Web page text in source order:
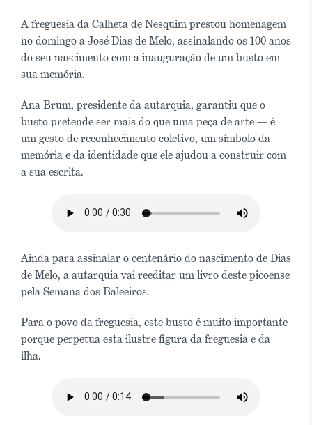
A freguesia da Calheta de Nesquim prestou homenagem
no domingo a José Dias de Melo, assinalando os 100 anos
do seu nascimento com a inauguração de um busto em
sua memória.
Ana Brum, presidente da autarquia, garantiu que o
busto pretende ser mais do que uma peça de arte — é
um gesto de reconhecimento coletivo, um símbolo da
memória e da identidade que ele ajudou a construir com
a sua escrita.
Ainda para assinalar o centenário do nascimento de Dias
de Melo, a autarquia vai reeditar um livro deste picoense
pela Semana dos Baleeiros.
Para o povo da freguesia, este busto é muito importante
porque perpetua esta ilustre figura da freguesia e da
ilha.